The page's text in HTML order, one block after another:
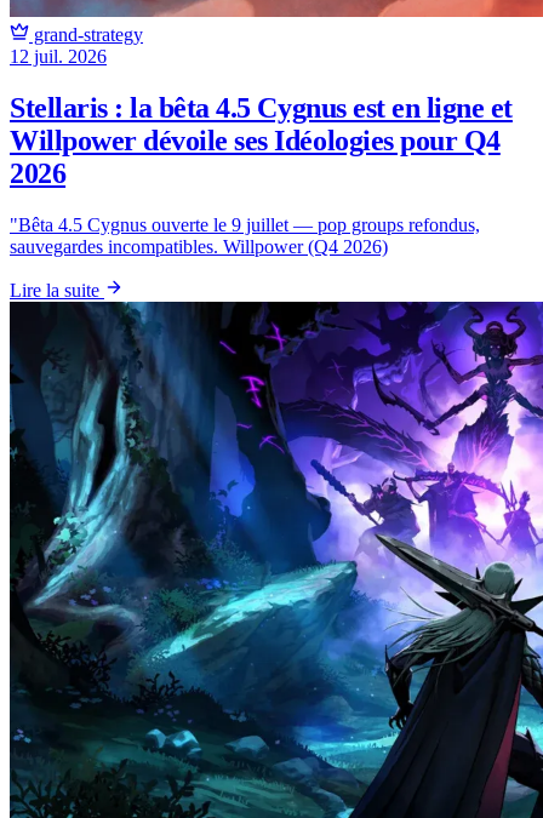
grand-strategy
12 juil. 2026
Stellaris : la bêta 4.5 Cygnus est en ligne et
Willpower dévoile ses Idéologies pour Q4
2026
"Bêta 4.5 Cygnus ouverte le 9 juillet — pop groups refondus,
sauvegardes incompatibles. Willpower (Q4 2026)
Lire la suite